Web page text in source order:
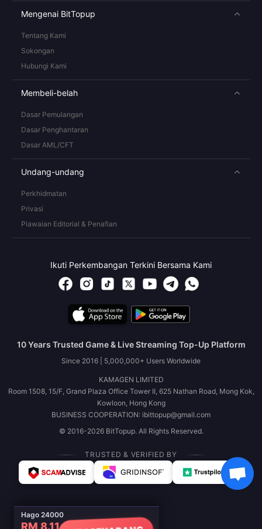
Hago 24000
RM 8.11
Mengenai BitTopup
Tentang Kami
Sokongan
Hubungi Kami
Membeli-belah
Dasar Pemulangan
Dasar Penghantaran
Dasar AML/CFT
Undang-undang
Perkhidmatan
Privasi
Piawaian Editorial & Penafian
Ikuti Perkembangan Terkini Bersama Kami
10 Years Trusted Game & Live Streaming Top-Up Platform
Since 2016 | 5,000,000+ Users Worldwide
KAMAGEN LIMITED
Room 1508, 15/F, Grand Plaza Office Tower II, 625 Nathan Road, Mong Kok,
Kowloon, Hong Kong
BUSINESS COOPERATION: ibittopup@gmail.com
© 2016-2026 BitTopup. All Rights Reserved.
TRUSTED & VERIFIED BY